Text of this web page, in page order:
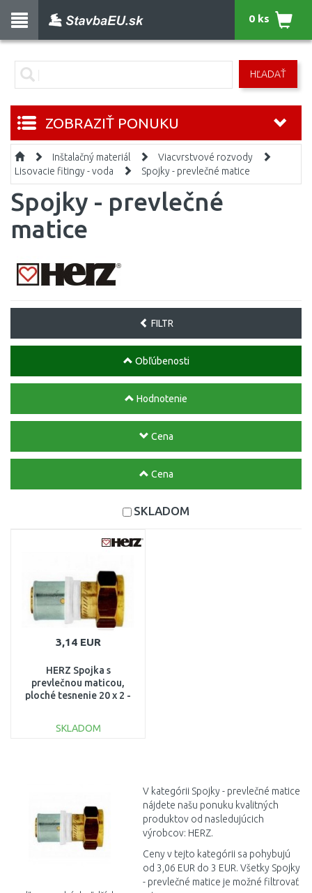
HĽADAŤ
0 ks
ZOBRAZIŤ PONUKU
Inštalačný materiál
Viacvrstvové rozvody
Lisovacie fitingy - voda
Spojky - prevlečné matice
Spojky - prevlečné
matice
FILTR
Obľúbenosti
Hodnotenie
Cena
Cena
SKLADOM
3,14 EUR
HERZ Spojka s
prevlečnou maticou,
ploché tesnenie 20 x 2 -
SKLADOM
V kategórii Spojky - prevlečné matice
nájdete našu ponuku kvalitných
produktov od nasledujúcich
výrobcov: HERZ.
Ceny v tejto kategórii sa pohybujú
od 3,06 EUR do 3 EUR. Všetky Spojky
- prevlečné matice je možné filtrovať